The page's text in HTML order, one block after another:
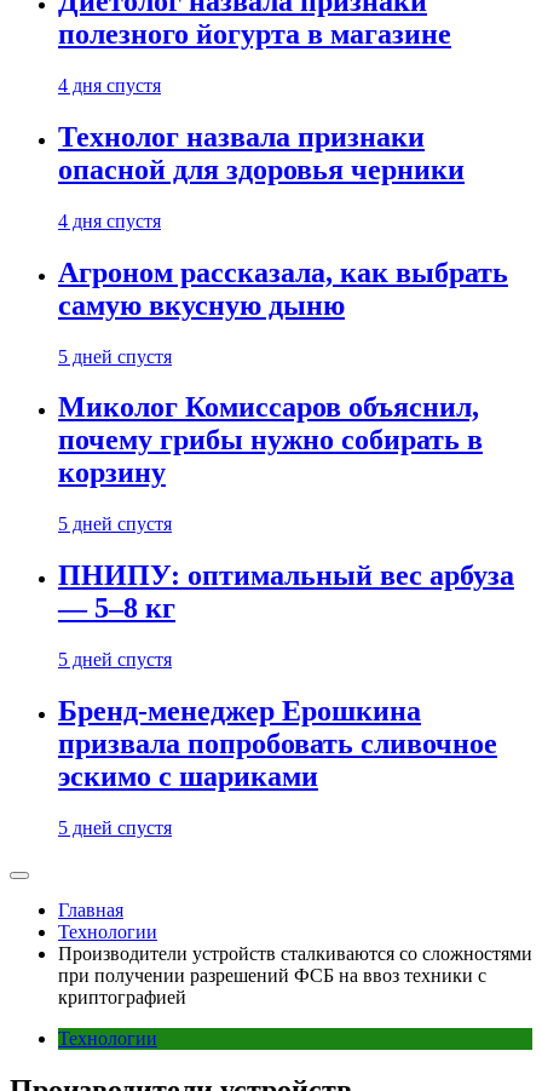
полезного йогурта в магазине
4 дня спустя
Технолог назвала признаки
опасной для здоровья черники
4 дня спустя
Агроном рассказала, как выбрать
самую вкусную дыню
5 дней спустя
Миколог Комиссаров объяснил,
почему грибы нужно собирать в
корзину
5 дней спустя
ПНИПУ: оптимальный вес арбуза
— 5–8 кг
5 дней спустя
Бренд-менеджер Ерошкина
призвала попробовать сливочное
эскимо с шариками
5 дней спустя
Главная
Технологии
Производители устройств сталкиваются со сложностями
при получении разрешений ФСБ на ввоз техники с
криптографией
Технологии